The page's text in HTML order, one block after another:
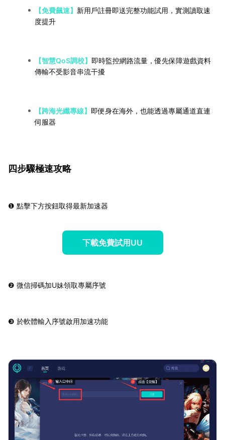
【免費飆速】 新用戶註冊即送完整功能試用，實測讀取速
度提升
【智慧QoS調校】 即時監控網路流量，優先保障遊戲資料
傳輸不受影音串流干擾
【跨海光纖專線】 即便身在海外，也能透過專屬通道直連
伺服器
四步驟極速攻略
❶ 點擊下方按鈕取得最新加速器
下載免費試用UU
❷ 微信掃碼加U妹領取專屬序號
❸ 於軟體輸入序號啟用加速功能